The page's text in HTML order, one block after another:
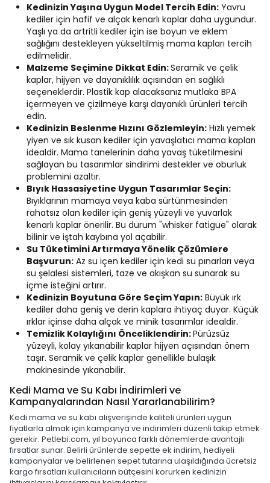
Kedinizin Yaşına Uygun Model Tercih Edin: Yavru
kediler için hafif ve alçak kenarlı kaplar daha uygundur.
Yaşlı ya da artritli kediler için ise boyun ve eklem
sağlığını destekleyen yükseltilmiş mama kapları tercih
edilmelidir.
Malzeme Seçimine Dikkat Edin:Seramik ve çelik
kaplar, hijyen ve dayanıklılık açısından en sağlıklı
seçeneklerdir. Plastik kap alacaksanız mutlaka BPA
içermeyen ve çizilmeye karşı dayanıklı ürünleri tercih
edin.
Kedinizin Beslenme Hızını Gözlemleyin: Hızlı yemek
yiyen ve sık kusan kediler için yavaşlatıcı mama kapları
idealdir. Mama tanelerinin daha yavaş tüketilmesini
sağlayan bu tasarımlar sindirimi destekler ve oburluk
problemini azaltır.
Bıyık Hassasiyetine Uygun Tasarımlar Seçin:
Bıyıklarının mamaya veya kaba sürtünmesinden
rahatsız olan kediler için geniş yüzeyli ve yuvarlak
kenarlı kaplar önerilir. Bu durum "whisker fatigue" olarak
bilinir ve iştah kaybına yol açabilir.
Su Tüketimini Artırmaya Yönelik Çözümlere
Başvurun: Az su içen kediler için kedi su pınarları veya
su şelalesi sistemleri, taze ve akışkan su sunarak su
içme isteğini artırır.
Kedinizin Boyutuna Göre Seçim Yapın: Büyük ırk
kediler daha geniş ve derin kaplara ihtiyaç duyar. Küçük
ırklar içinse daha alçak ve minik tasarımlar idealdir.
Temizlik Kolaylığını Önceliklendirin:Pürüzsüz
yüzeyli, kolay yıkanabilir kaplar hijyen açısından önem
taşır. Seramik ve çelik kaplar genellikle bulaşık
makinesinde yıkanabilir.
Kedi Mama ve Su Kabı İndirimleri ve
Kampanyalarından Nasıl Yararlanabilirim?
Kedi mama ve su kabı alışverişinde kaliteli ürünleri uygun
fiyatlarla almak için kampanya ve indirimleri düzenli takip etmek
gerekir. Petlebi.com, yıl boyunca farklı dönemlerde avantajlı
fırsatlar sunar. Belirli ürünlerde sepette ek indirim, hediyeli
kampanyalar ve belirlenen sepet tutarına ulaşıldığında ücretsiz
kargo fırsatları kullanıcıların bütçesini korurken kedinizin